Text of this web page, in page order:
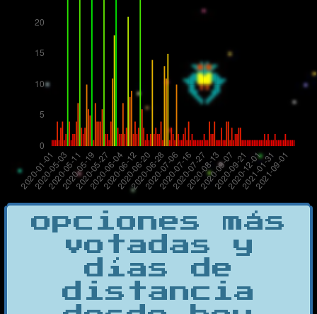
opciones más
votadas y
días de
distancia